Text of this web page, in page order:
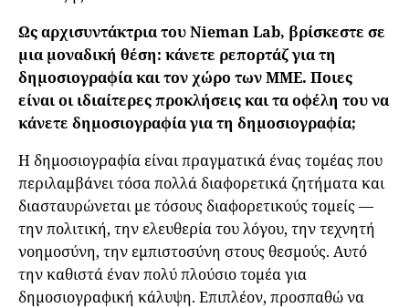
Ως αρχισυντάκτρια του Nieman Lab, βρίσκεστε σε
μια μοναδική θέση: κάνετε ρεπορτάζ για τη
δημοσιογραφία και τον χώρο των ΜΜΕ. Ποιες
είναι οι ιδιαίτερες προκλήσεις και τα οφέλη του να
κάνετε δημοσιογραφία για τη δημοσιογραφία;
Η δημοσιογραφία είναι πραγματικά ένας τομέας που
περιλαμβάνει τόσα πολλά διαφορετικά ζητήματα και
διασταυρώνεται με τόσους διαφορετικούς τομείς —
την πολιτική, την ελευθερία του λόγου, την τεχνητή
νοημοσύνη, την εμπιστοσύνη στους θεσμούς. Αυτό
την καθιστά έναν πολύ πλούσιο τομέα για
δημοσιογραφική κάλυψη. Επιπλέον, προσπαθώ να